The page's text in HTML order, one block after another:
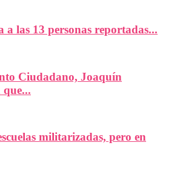
a las 13 personas reportadas...
Ciudadano, Joaquín
que...
militarizadas, pero en